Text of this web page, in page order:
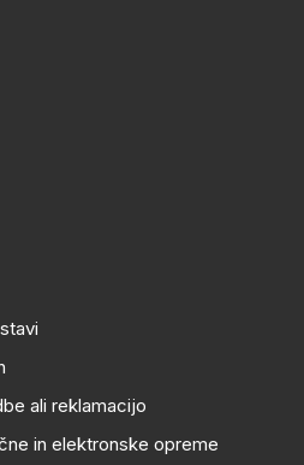
ali reklamacijo
in elektronske opreme